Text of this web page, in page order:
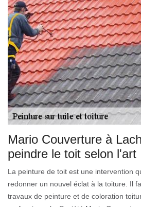
Mario Couverture à
peindre le toit selon l'art
La peinture de toit est une intervention
redonner un nouvel éclat à la toiture. Il
travaux de peinture et de coloration